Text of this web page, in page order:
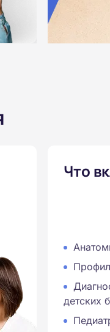
Что
детских